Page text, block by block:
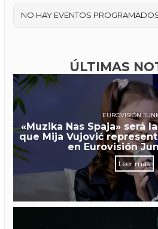
NO HAY EVENTOS
ÚLTIMAS
EUROVISIÓN
«Muzika Nas Spaja» será
que Mija Vujović
en Eurovisión
Leer más